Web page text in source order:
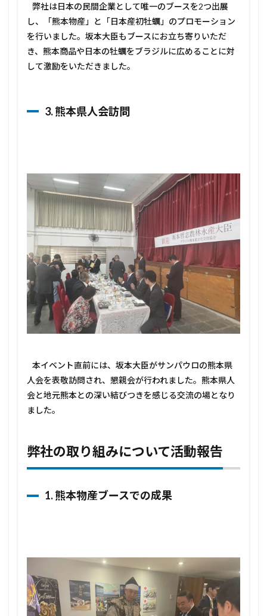
校で
の講
演と
交流
活動
弊社は日本の民間企業として唯一のブースを2つ出展
し、「熊本物産」と「日本産初牡蠣」のプロモーション
を行いました。坂本大臣もブースにお立ち寄りいただ
き、熊本商品や日本の牡蠣をブラジルに広めることに対
して激励をいただきました。
3. 熊本県人会訪問
本イベント直前には、坂本大臣がサンパウロの熊本県
人会を表敬訪問され、懇親会が行われました。熊本県人
会と地元熊本との深い結びつきを感じる交流の場となり
ました。
弊社の取り組みについて活動報告
1. 熊本物産ブースでの成果